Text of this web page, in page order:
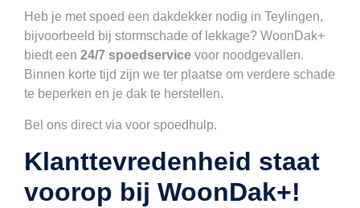
Heb je met spoed een dakdekker nodig in Teylingen,
bijvoorbeeld bij stormschade of lekkage? WoonDak+
biedt een 24/7 spoedservice voor noodgevallen.
Binnen korte tijd zijn we ter plaatse om verdere schade
te beperken en je dak te herstellen.
Bel ons direct via voor spoedhulp.
Klanttevredenheid staat
voorop bij WoonDak+!